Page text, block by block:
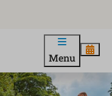
Menu